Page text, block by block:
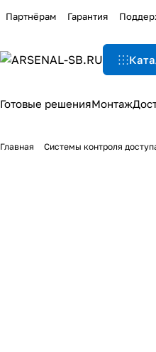
Партнёрам Гарантия
Готовые решенияМонтаж
Главная Системы контроля